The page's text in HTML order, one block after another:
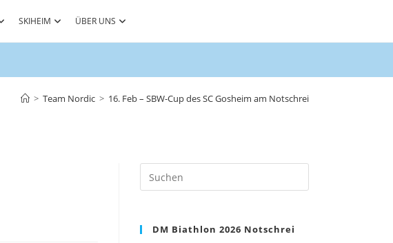
SKIHEIM ÜBER UNS
> Team Nordic > 16. Feb – SBW-Cup des SC Gosheim am Notschrei
DM Biathlon 2026 Notschrei